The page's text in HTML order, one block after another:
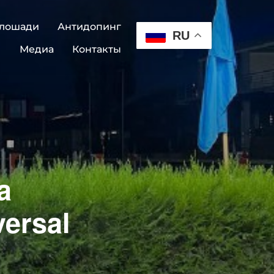
Антидопинг
Медиа
Контакты
RU